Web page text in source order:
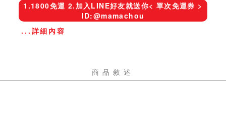
1.1800免運 2.加入LINE好友就送你< 單次免運券 >
ID:@mamachou
...詳細內容
商品敘述